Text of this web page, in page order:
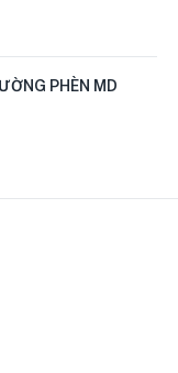
PHÈN MD